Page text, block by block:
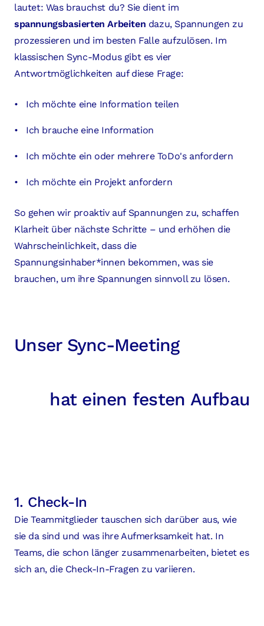
lautet: Was brauchst du? Sie dient im
spannungsbasierten Arbeiten dazu, Spannungen zu
prozessieren und im besten Falle aufzulösen. Im
klassischen Sync-Modus gibt es vier
Antwortmöglichkeiten auf diese Frage:
Ich möchte eine Information teilen
Ich brauche eine Information
Ich möchte ein oder mehrere ToDo's anfordern
Ich möchte ein Projekt anfordern
So gehen wir proaktiv auf Spannungen zu, schaffen
Klarheit über nächste Schritte – und erhöhen die
Wahrscheinlichkeit, dass die
Spannungsinhaber*innen bekommen, was sie
brauchen, um ihre Spannungen sinnvoll zu lösen.
Unser Sync-Meeting
hat einen festen Aufbau
1. Check-In
Die Teammitglieder tauschen sich darüber aus, wie
sie da sind und was ihre Aufmerksamkeit hat. In
Teams, die schon länger zusammenarbeiten, bietet es
sich an, die Check-In-Fragen zu variieren.